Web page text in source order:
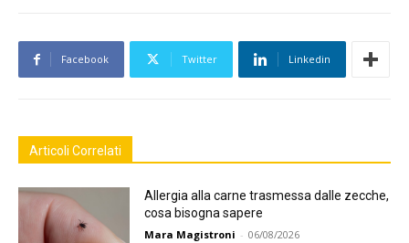
Facebook Twitter Linkedin
Articoli Correlati
Allergia alla carne trasmessa dalle zecche,
cosa bisogna sapere
Mara Magistroni - 06/08/2026